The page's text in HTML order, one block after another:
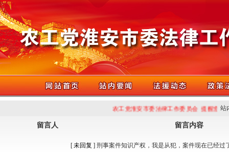
农工党淮安市委法律工作委员会 提醒您 站
留言人 留言内容
[未回复 ] 刑事案件知识产权，我是从犯，案件现在已经过